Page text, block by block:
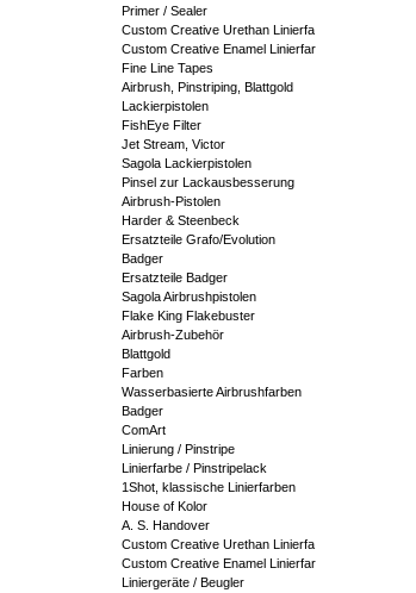
Primer / Sealer
Custom Creative Urethan Linierfa
Custom Creative Enamel Linierfar
Fine Line Tapes
Airbrush, Pinstriping, Blattgold
Lackierpistolen
FishEye Filter
Jet Stream, Victor
Sagola Lackierpistolen
Pinsel zur Lackausbesserung
Airbrush-Pistolen
Harder & Steenbeck
Ersatzteile Grafo/Evolution
Badger
Ersatzteile Badger
Sagola Airbrushpistolen
Flake King Flakebuster
Airbrush-Zubehör
Blattgold
Farben
Wasserbasierte Airbrushfarben
Badger
ComArt
Linierung / Pinstripe
Linierfarbe / Pinstripelack
1Shot, klassische Linierfarben
House of Kolor
A. S. Handover
Custom Creative Urethan Linierfa
Custom Creative Enamel Linierfar
Liniergeräte / Beugler